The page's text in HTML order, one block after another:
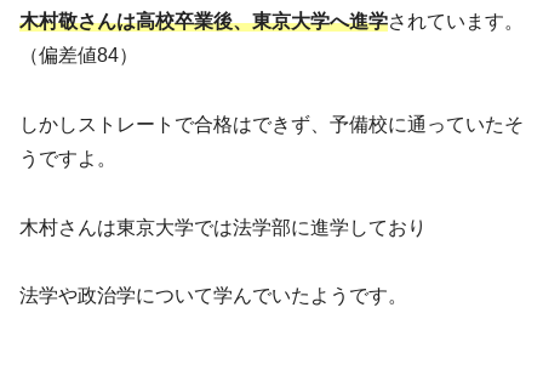
木村敬さんは高校卒業後、東京大学へ進学されています。
（偏差値84）
しかしストレートで合格はできず、予備校に通っていたそ
うですよ。
木村さんは東京大学では法学部に進学しており
法学や政治学について学んでいたようです。